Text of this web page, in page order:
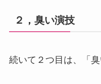
２，臭い演技
続いて２つ目は、「臭